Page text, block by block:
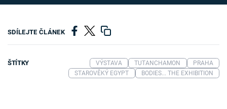
SDÍLEJTE ČLÁNEK
ŠTÍTKY VÝSTAVA TUTANCHAMON
PRAHA
STAROVĚKÝ EGYPT
BODIES... THE EXHIBITION